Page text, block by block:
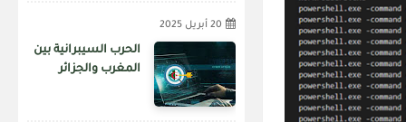
20 أبريل 2025
الحرب السيبرانية بين
المغرب والجزائر